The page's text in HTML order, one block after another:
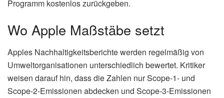
Programm kostenlos zurückgeben.
Wo Apple Maßstäbe setzt
Apples Nachhaltigkeitsberichte werden regelmäßig von
Umweltorganisationen unterschiedlich bewertet. Kritiker
weisen darauf hin, dass die Zahlen nur Scope-1- und
Scope-2-Emissionen abdecken und Scope-3-Emissionen